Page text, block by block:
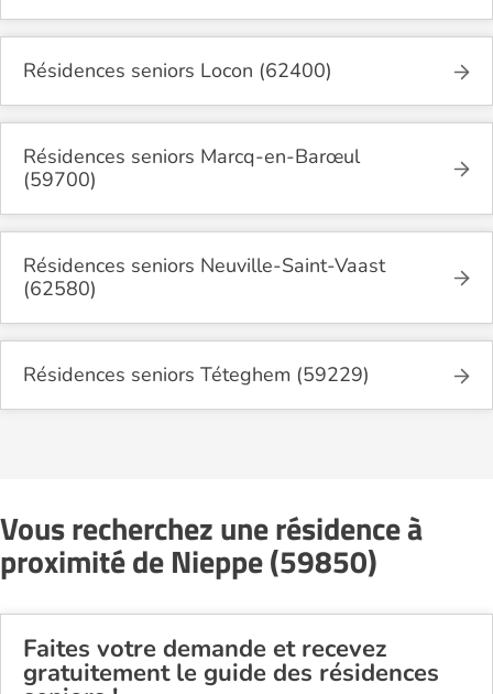
Résidences seniors Locon (62400)
Résidences seniors Marcq-en-Barœul
(59700)
Résidences seniors Neuville-Saint-Vaast
(62580)
Résidences seniors Téteghem (59229)
Vous recherchez une résidence à
proximité de Nieppe (59850)
Faites votre demande et recevez
gratuitement le guide des résidences